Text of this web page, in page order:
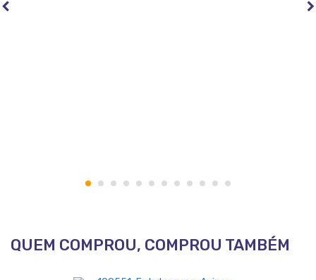
1 2 3 4 5 6 7 8 9 10 11 12
QUEM COMPROU, COMPROU TAMBÉM